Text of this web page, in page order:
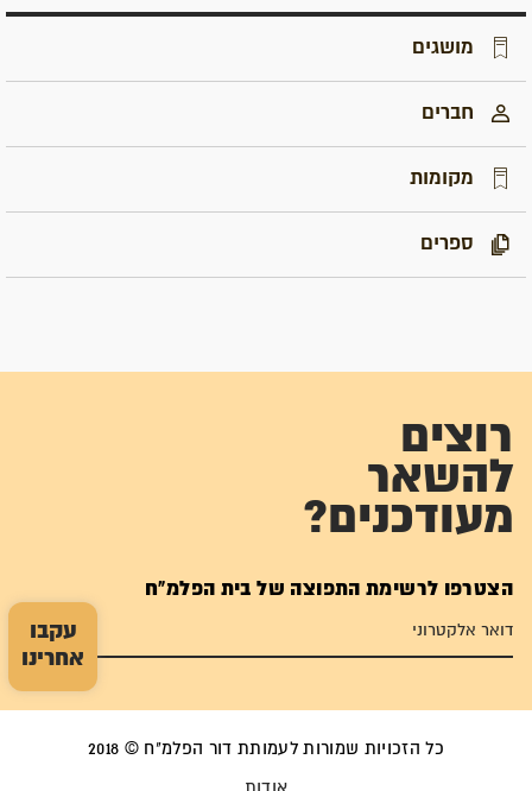
עקבו
אחרינו
מושגים
חברים
מקומות
ספרים
רוצים
להשאר
מעודכנים?
הצטרפו לרשימת התפוצה של בית הפלמ"ח
כל הזכויות שמורות לעמותת דור הפלמ"ח © 2018